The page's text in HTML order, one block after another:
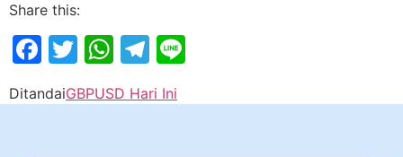
Share this:
Facebook
Twitter
WhatsApp
Telegram
DitandaiGBPUSD Hari Ini